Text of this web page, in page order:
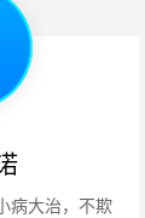
病大治，不欺